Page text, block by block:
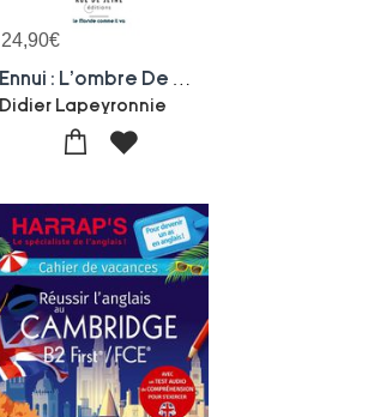
24,90€
Didier Lapeyronnie